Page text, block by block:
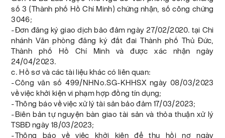
số 3 (Thành phố Hồ Chí Minh) chứng nhận, số công chứng
3046;
-Đơn đăng ký giao dịch bảo đảm ngày 27/02/2020. tại Chi
nhánh Văn phòng đăng ký đất đai Thành phố Thủ Đức,
Thành phố Hồ Chí Minh và được xác nhận ngày
24/04/2023.
c. Hồ sơ và các tài liệu khác có liên quan:
-Công văn số 499/NHNo.SG-KHHSX ngày 08/03/2023
về việc khởi kiện vi phạm hợp đồng tín dụng;
-Thông báo về việc xử lý tài sản bảo đảm 17/03/2023;
-Biên bản tự nguyện bàn giao tài sản và thỏa thuận xử lý
TSBĐ ngày 18/03/2023;
-Thông báo về việc khởi kiện để thu hồi nợ ngày